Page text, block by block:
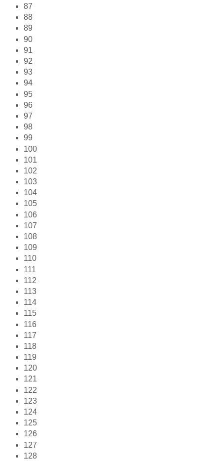
87
88
89
90
91
92
93
94
95
96
97
98
99
100
101
102
103
104
105
106
107
108
109
110
111
112
113
114
115
116
117
118
119
120
121
122
123
124
125
126
127
128